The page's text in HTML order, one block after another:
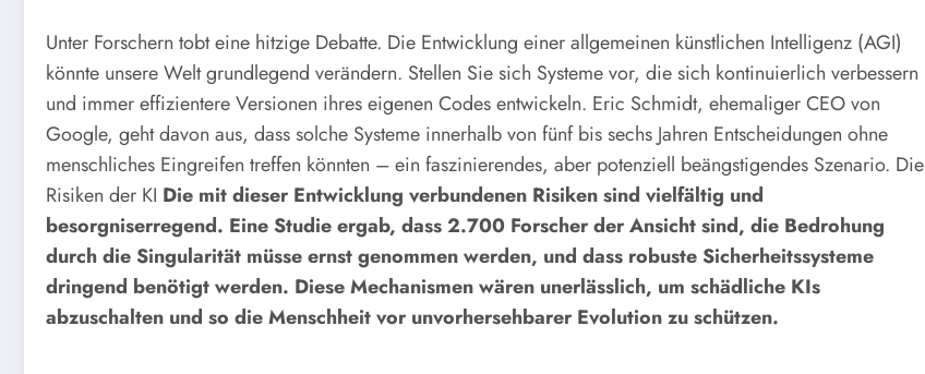
Unter Forschern tobt eine hitzige Debatte. Die Entwicklung einer allgemeinen künstlichen Intelligenz (AGI)
könnte unsere Welt grundlegend verändern. Stellen Sie sich Systeme vor, die sich kontinuierlich verbessern
und immer effizientere Versionen ihres eigenen Codes entwickeln. Eric Schmidt, ehemaliger CEO von
Google, geht davon aus, dass solche Systeme innerhalb von fünf bis sechs Jahren Entscheidungen ohne
menschliches Eingreifen treffen könnten – ein faszinierendes, aber potenziell beängstigendes Szenario. Die
Risiken der KI Die mit dieser Entwicklung verbundenen Risiken sind vielfältig und
besorgniserregend. Eine Studie ergab, dass 2.700 Forscher der Ansicht sind, die Bedrohung
durch die Singularität müsse ernst genommen werden, und dass robuste Sicherheitssysteme
dringend benötigt werden. Diese Mechanismen wären unerlässlich, um schädliche KIs
abzuschalten und so die Menschheit vor unvorhersehbarer Evolution zu schützen.